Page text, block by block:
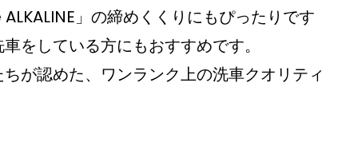
」の締めくくりにもぴったりです
をしている方にもおすすめです。
が認めた、ワンランク上の洗車クオリティ